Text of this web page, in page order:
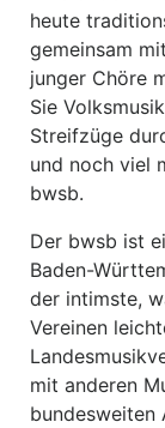
heute
gemeinsam
junger Chöre
Sie
Streifzüge
und noch viel
bwsb.
Der bwsb ist
Baden-
der intimste,
Vereinen
mit anderen
bundesweiten